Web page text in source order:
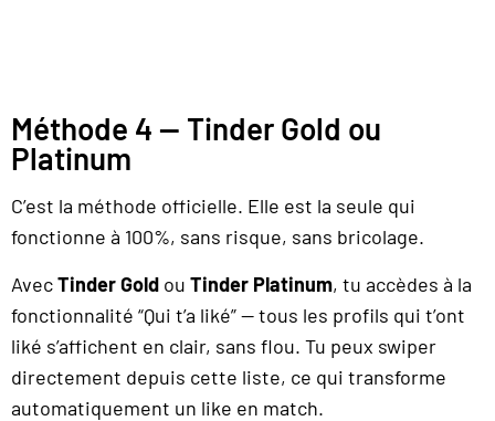
Méthode 4 — Tinder Gold ou
Platinum
C’est la méthode officielle. Elle est la seule qui
fonctionne à 100%, sans risque, sans bricolage.
AvecTinder Gold ou Tinder Platinum, tu accèdes à la
fonctionnalité “Qui t’a liké” — tous les profils qui t’ont
liké s’affichent en clair, sans flou. Tu peux swiper
directement depuis cette liste, ce qui transforme
automatiquement un like en match.